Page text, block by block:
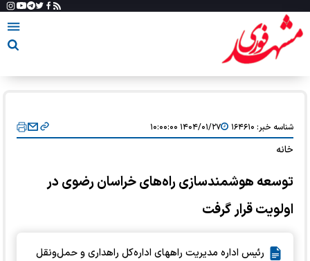
شناسه خبر: ۱۶۴۶۱۰ ۱۴۰۴/۰۱/۲۷ ۱۰:۰۰:۰۰
خانه
توسعه هوشمندسازی راه‌های خراسان رضوی در
اولویت قرار گرفت
رئیس اداره مدیریت راههای اداره‌کل راهداری و حمل‌ونقل